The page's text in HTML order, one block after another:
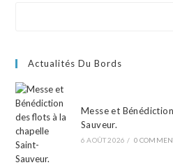
Actualités Du Bords
Messe et
Sauveur.
6 AOÛT 2026 / 0